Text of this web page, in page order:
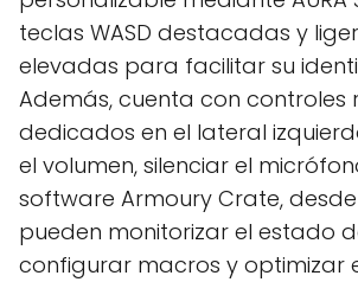
teclas WASD destacadas y
elevadas para facilitar su
Además, cuenta con controles
dedicados en el lateral
el volumen, silenciar el
software Armoury Crate,
pueden monitorizar el estado
configurar macros y optimizar